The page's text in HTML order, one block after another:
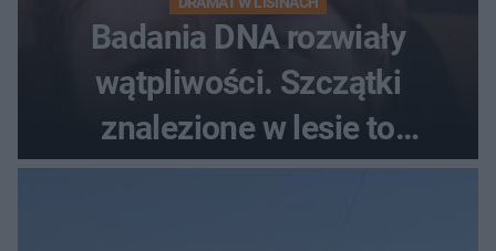
Badania DNA rozwiały
wątpliwości. Szczątki
znalezione w lesie to
zaginiona Jowita Zielińska